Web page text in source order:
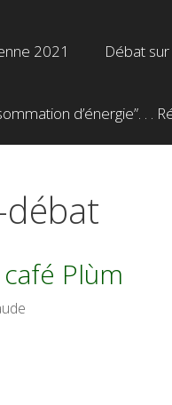
2021 Débat
d’énergie”. . .
Plùm